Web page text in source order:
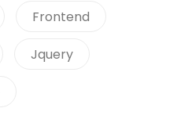
Frontend
Jquery